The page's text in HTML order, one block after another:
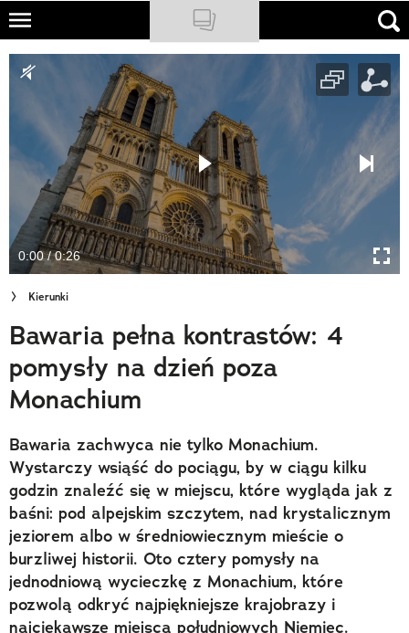
Skip
main
NATIONAL GEOGRAPHIC
PODCASTY
Sklep
Newsletter
Cuda Polski
Wielki Konkurs Fotograficzny
Trendbook Podróżniczy
Polecane
0:00 / 0:26
Kierunki
Bawaria pełna kontrastów: 4
pomysły na dzień poza
Monachium
Bawaria zachwyca nie tylko Monachium.
Wystarczy wsiąść do pociągu, by w ciągu kilku
godzin znaleźć się w miejscu, które wygląda jak z
baśni: pod alpejskim szczytem, nad krystalicznym
jeziorem albo w średniowiecznym mieście o
burzliwej historii. Oto cztery pomysły na
jednodniową wycieczkę z Monachium, które
pozwolą odkryć najpiękniejsze krajobrazy i
najciekawsze miejsca południowych Niemiec.